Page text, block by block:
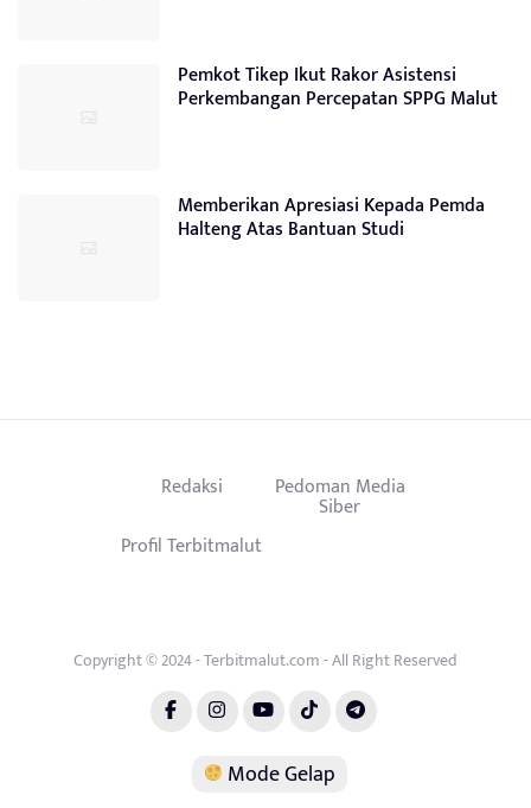
Pemkot Tikep Ikut Rakor Asistensi
Perkembangan Percepatan SPPG Malut
Memberikan Apresiasi Kepada Pemda
Halteng Atas Bantuan Studi
Redaksi Pedoman Media
Siber
Profil Terbitmalut
Copyright © 2024 - Terbitmalut.com - All Right Reserved
Mode Gelap